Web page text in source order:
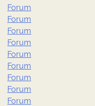
Forum
Forum
Forum
Forum
Forum
Forum
Forum
Forum
Forum